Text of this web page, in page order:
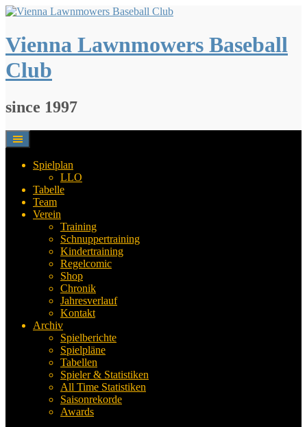
Springe
Inhalt
Vienna Lawnmowers Baseball
Club
since 1997
Spielplan
LLO
Tabelle
Team
Verein
Training
Schnuppertraining
Kindertraining
Regelcomic
Shop
Chronik
Jahresverlauf
Kontakt
Archiv
Spielberichte
Spielpläne
Tabellen
Spieler & Statistiken
All Time Statistiken
Saisonrekorde
Awards